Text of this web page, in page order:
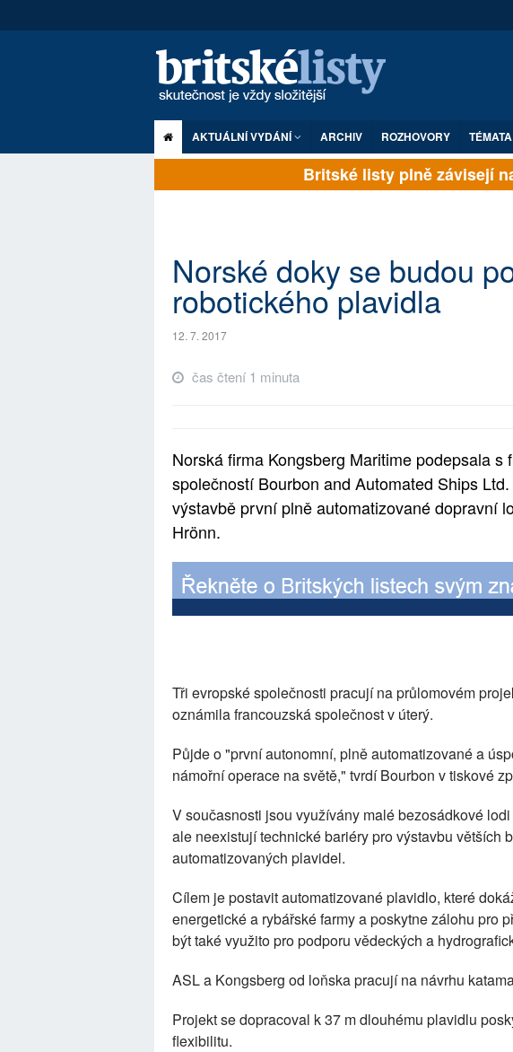
AKTUÁLNÍ VYDÁNÍ ARCHIV ROZHOVORY TÉMATA
Britské listy plně závisejí
Norské doky se budou
robotického plavidla
12. 7. 2017
čas čtení 1 minuta
Norská firma Kongsberg Maritime podepsala s
společností Bourbon and Automated Ships
výstavbě první plně automatizované dopravní
Hrönn.
Tři evropské společnosti pracují na průlomovém
oznámila francouzská společnost v úterý.
Půjde o "první autonomní, plně automatizované a
námořní operace na světě," tvrdí Bourbon v tiskové
V současnosti jsou využívány malé bezosádkové
ale neexistují technické bariéry pro výstavbu větších
automatizovaných plavidel.
Cílem je postavit automatizované plavidlo, které
energetické a rybářské farmy a poskytne zálohu pro
být také využito pro podporu vědeckých a
ASL a Kongsberg od loňska pracují na návrhu
Projekt se dopracoval k 37 m dlouhému plavidlu
flexibilitu.